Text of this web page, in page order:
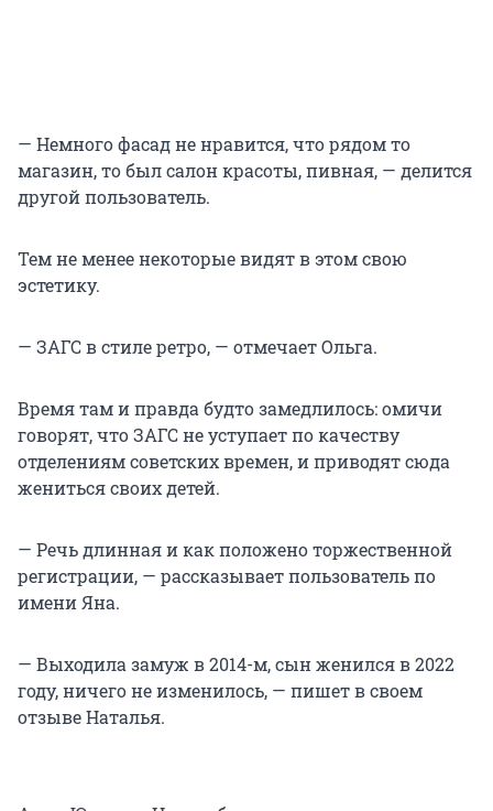
— Немного фасад не нравится, что рядом то
магазин, то был салон красоты, пивная, — делится
другой пользователь.
Тем не менее некоторые видят в этом свою
эстетику.
— ЗАГС в стиле ретро, — отмечает Ольга.
Время там и правда будто замедлилось: омичи
говорят, что ЗАГС не уступает по качеству
отделениям советских времен, и приводят сюда
жениться своих детей.
— Речь длинная и как положено торжественной
регистрации, — рассказывает пользователь по
имени Яна.
— Выходила замуж в 2014-м, сын женился в 2022
году, ничего не изменилось, — пишет в своем
отзыве Наталья.